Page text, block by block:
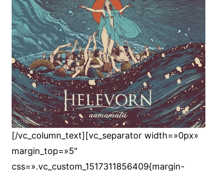
[/vc_column_text][vc_separator width=»0px»
margin_top=»5″
css=».vc_custom_1517311856409{margin-